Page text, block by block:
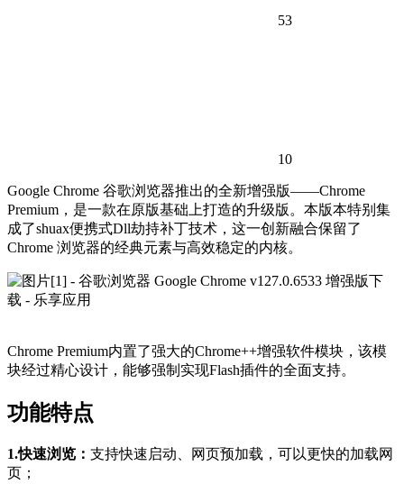
53
10
Google Chrome 谷歌浏览器推出的全新增强版——Chrome
Premium，是一款在原版基础上打造的升级版。本版本特别集
成了shuax便携式Dll劫持补丁技术，这一创新融合保留了
Chrome 浏览器的经典元素与高效稳定的内核。
Chrome Premium内置了强大的Chrome++增强软件模块，该模
块经过精心设计，能够强制实现Flash插件的全面支持。
功能特点
1.快速浏览： 支持快速启动、网页预加载，可以更快的加载网
页；